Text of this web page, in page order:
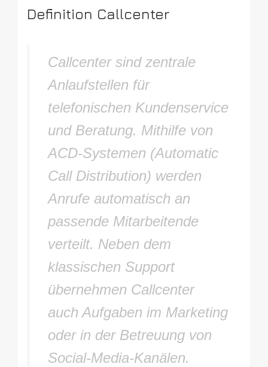
Definition Callcenter
Callcenter sind zentrale
Anlaufstellen für
telefonischen Kundenservice
und Beratung. Mithilfe von
ACD-Systemen (Automatic
Call Distribution) werden
Anrufe automatisch an
passende Mitarbeitende
verteilt. Neben dem
klassischen Support
übernehmen Callcenter
auch Aufgaben im Marketing
oder in der Betreuung von
Social-Media-Kanälen.